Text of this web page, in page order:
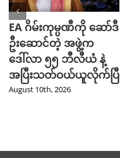
EA ဂိမ်းကုမ္ပဏီကို ဆော်ဒီ
ဦးဆောင်တဲ့ အဖွဲ့က
ဒေါ်လာ ၅၅ ဘီလီယံ နဲ့
အပြီးသတ်ဝယ်ယူလိုက်ပြီ
August 10th, 2026